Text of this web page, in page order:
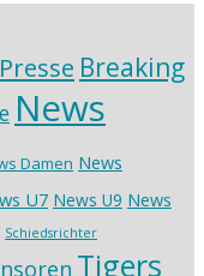
Breaking
News
Damen News
U7 News U9 News
Schiedsrichter
Tigers